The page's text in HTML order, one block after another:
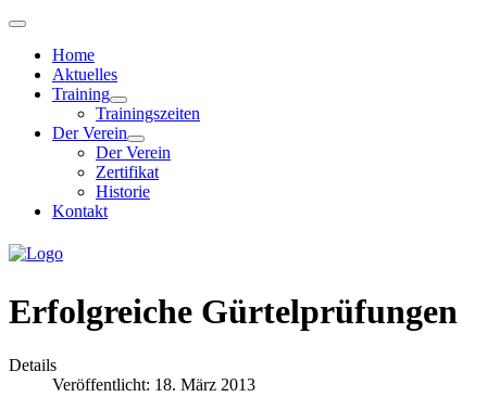
Home
Aktuelles
Training
Trainingszeiten
Der Verein
Der Verein
Zertifikat
Historie
Kontakt
Erfolgreiche Gürtelprüfungen
Details
Veröffentlicht: 18. März 2013